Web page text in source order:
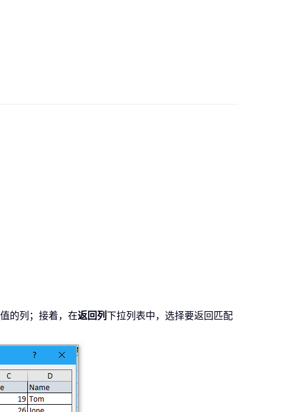
的列；接着，在返回列下拉列表中，选择要返回匹配